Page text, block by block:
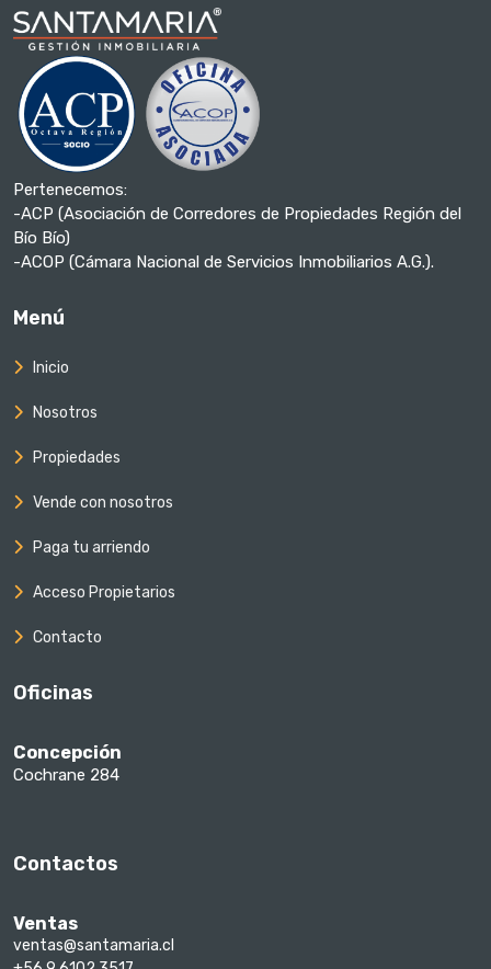
Pertenecemos:
-ACP (Asociación de Corredores de Propiedades Región del
Bío Bío)
-ACOP (Cámara Nacional de Servicios Inmobiliarios A.G.).
Menú
Inicio
Nosotros
Propiedades
Vende con nosotros
Paga tu arriendo
Acceso Propietarios
Contacto
Oficinas
Concepción
Cochrane 284
Contactos
Ventas
ventas@santamaria.cl